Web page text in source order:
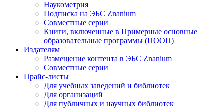
Наукометрия
Подписка на ЭБС Znanium
Совместные серии
Книги, включенные в Примерные основные
образовательные программы (ПООП)
Издателям
Размещение контента в ЭБС Znanium
Совместные серии
Прайс-листы
Для учебных заведений и библиотек
Для организаций
Для публичных и научных библиотек